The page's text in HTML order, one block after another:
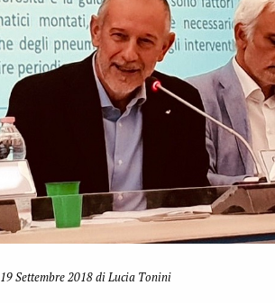
19 Settembre 2018 di Lucia Tonini